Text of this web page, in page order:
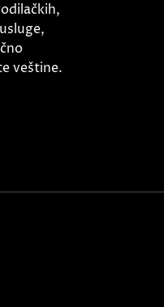
veštine.